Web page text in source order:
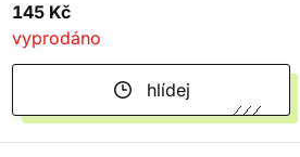
145 Kč
vyprodáno
hlídej